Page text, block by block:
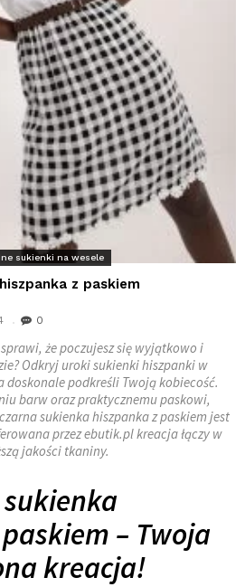
sukienki na wesele
z paskiem
0
że poczujesz się wyjątkowo i
Odkryj uroki sukienki hiszpanki w
doskonale podkreśli Twoją kobiecość.
barw oraz praktycznemu paskowi,
sukienka hiszpanka z paskiem jest
przez ebutik.pl kreacja łączy w
jakości tkaniny.
– Twoja
kreacja!